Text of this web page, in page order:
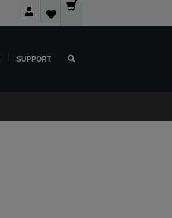
SUPPORT